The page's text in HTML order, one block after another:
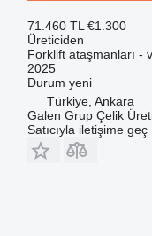
71.460 TL €1.300
Üreticiden
Forklift ataşmanları -
2025
Durum yeni
Türkiye, Ankara
Galen Grup Çelik
Satıcıyla iletişime geç